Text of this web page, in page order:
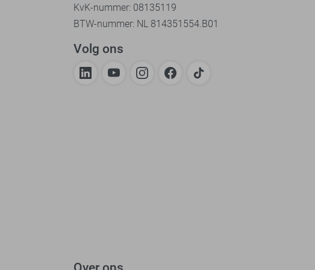
KvK-nummer: 08135119
BTW-nummer: NL 814351554.B01
Volg ons